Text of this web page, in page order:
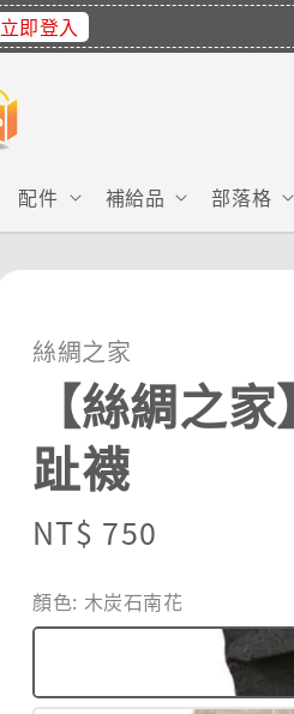
立即登入
配件 補給品 部落格
絲綢之家
【絲綢之
趾襪
Regular
NT$ 750
顏色: 木炭石南花